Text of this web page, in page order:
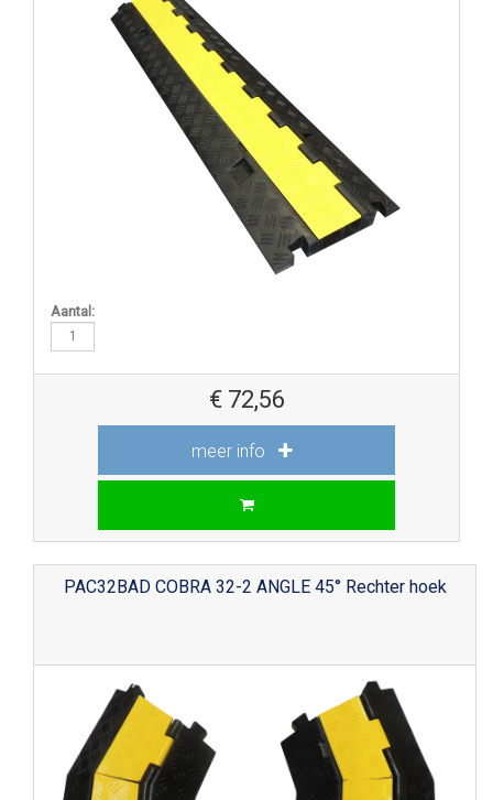
Aantal:
€ 72,56
meer info
PAC32BAD COBRA 32-2 ANGLE 45° Rechter hoek